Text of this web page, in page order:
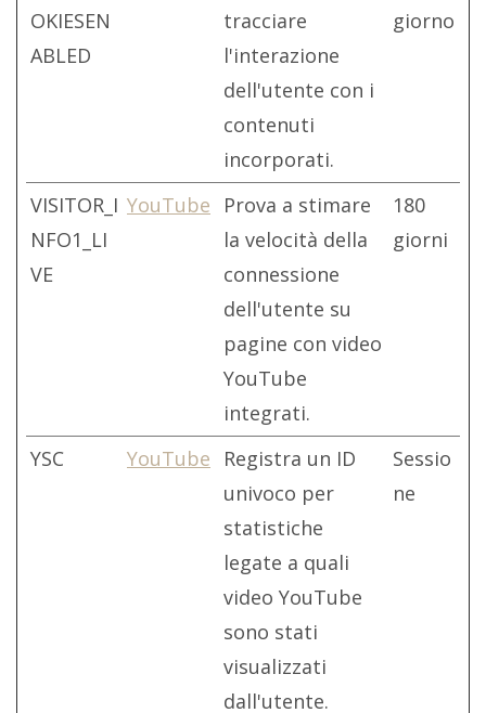
OKIESEN
ABLED
tracciare
l'interazione
dell'utente con i
contenuti
incorporati.
giorno
VISITOR_I
NFO1_LI
VE
YouTube
Prova a stimare
la velocità della
connessione
dell'utente su
pagine con video
YouTube
integrati.
180
giorni
YSC YouTube
Registra un ID
univoco per
statistiche
legate a quali
video YouTube
sono stati
visualizzati
dall'utente.
Sessio
ne